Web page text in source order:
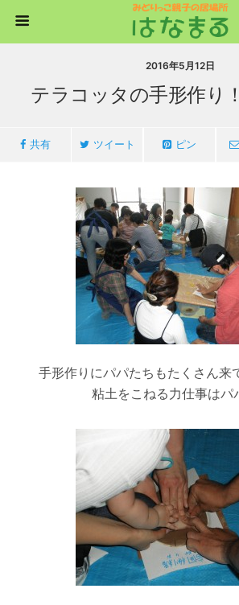
2016年5月12日
テラコッタの手形作り
共有 ツイート ピン
手形作りにパパたちもたくさん来
粘土をこねる力仕事はパ